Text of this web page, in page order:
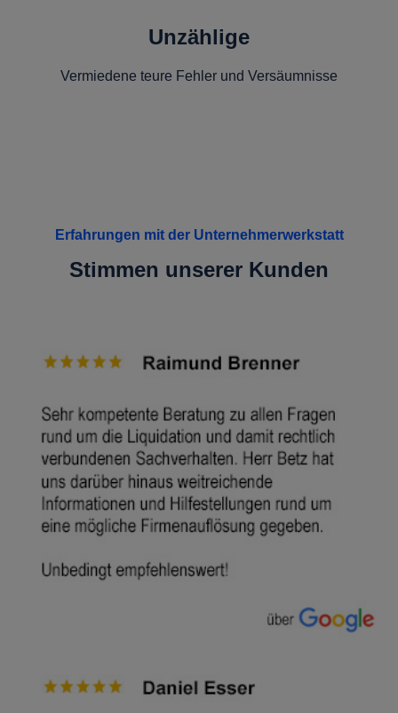
Unzählige
Vermiedene teure Fehler und Versäumnisse
Erfahrungen mit der Unternehmerwerkstatt
Stimmen unserer Kunden